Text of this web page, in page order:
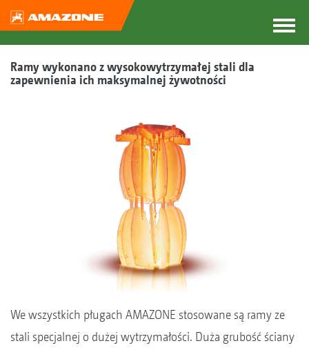
Ramy wykonano z wysokowytrzymałej stali dla
zapewnienia ich maksymalnej żywotności
We wszystkich pługach AMAZONE stosowane są ramy ze
stali specjalnej o dużej wytrzymałości. Duża grubość ściany